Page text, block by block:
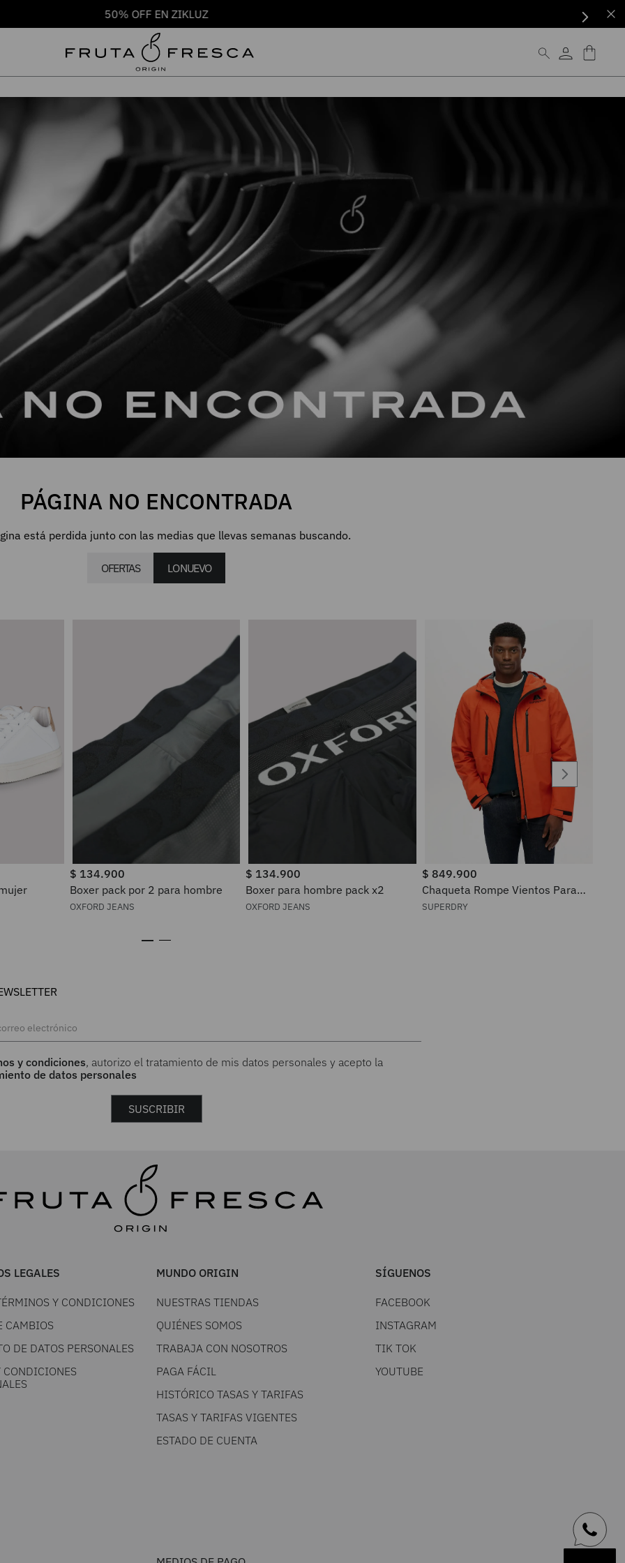
50% OFF EN ZIKLUZ
PÁGINA NO ENCONTRADA
está perdida junto con las medias que llevas semanas buscando.
OFERTAS LO NUEVO
$ 134.900
Boxer pack por 2 para hombre
OXFORD JEANS
$ 134.900
Boxer para hombre pack x2
OXFORD JEANS
$ 849.900
Chaqueta Rompe Vientos Para
Hombre Waterproof Superdry
SUPERDRY
y condiciones, autorizo el tratamiento de mis datos personales y acepto la
de datos personales
SUSCRIBIR
LEGALES
Y CONDICIONES
CAMBIOS
DE DATOS PERSONALES
CONDICIONES
MUNDO ORIGIN
NUESTRAS TIENDAS
QUIÉNES SOMOS
TRABAJA CON NOSOTROS
PAGA FÁCIL
HISTÓRICO TASAS Y TARIFAS
TASAS Y TARIFAS VIGENTES
ESTADO DE CUENTA
SÍGUENOS
FACEBOOK
INSTAGRAM
TIK TOK
YOUTUBE